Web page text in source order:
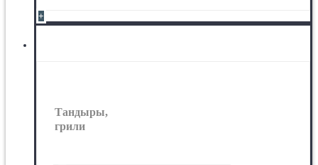
+
Тандыры,
грили